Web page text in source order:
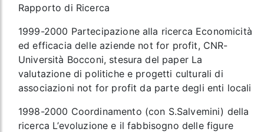
Rapporto di Ricerca
1999-2000 Partecipazione alla ricerca Economicità
ed efficacia delle aziende not for profit, CNR-
Università Bocconi, stesura del paper La
valutazione di politiche e progetti culturali di
associazioni not for profit da parte degli enti locali
1998-2000 Coordinamento (con S.Salvemini) della
ricerca L’evoluzione e il fabbisogno delle figure